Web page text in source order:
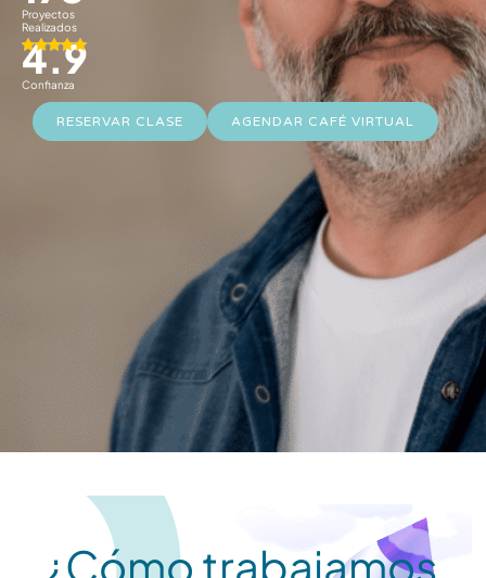
Proyectos
Realizados
Confianza
4.9
RESERVAR CLASE AGENDAR CAFÉ VIRTUAL
¿Cómo trabajamos